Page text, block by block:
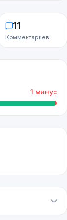
11
Комментариев
1 минус